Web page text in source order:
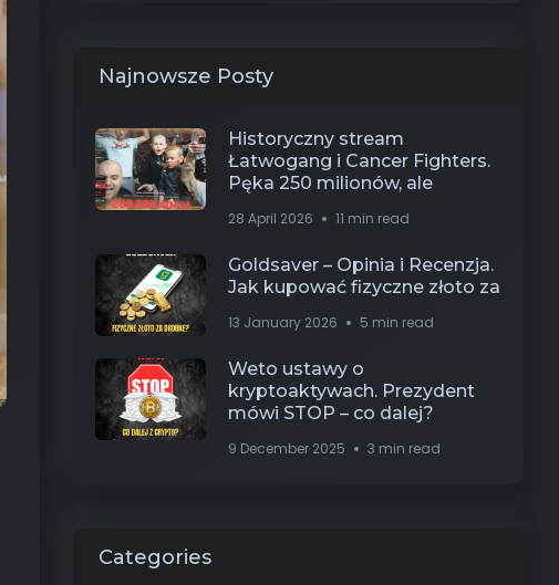
Najnowsze Posty
Historyczny stream
Łatwogang i Cancer Fighters.
Pęka 250 milionów, ale
28 April 2026 11 min read
Goldsaver – Opinia i Recenzja.
Jak kupować fizyczne złoto za
13 January 2026 5 min read
Weto ustawy o
kryptoaktywach. Prezydent
mówi STOP – co dalej?
9 December 2025 3 min read
Categories